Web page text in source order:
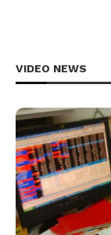
VIDEO NEWS